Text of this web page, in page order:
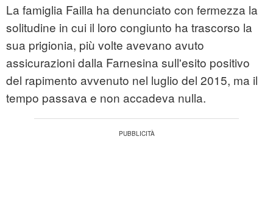
La famiglia Failla ha denunciato con fermezza la
solitudine in cui il loro congiunto ha trascorso la
sua prigionia, più volte avevano avuto
assicurazioni dalla Farnesina sull'esito positivo
del rapimento avvenuto nel luglio del 2015, ma il
tempo passava e non accadeva nulla.